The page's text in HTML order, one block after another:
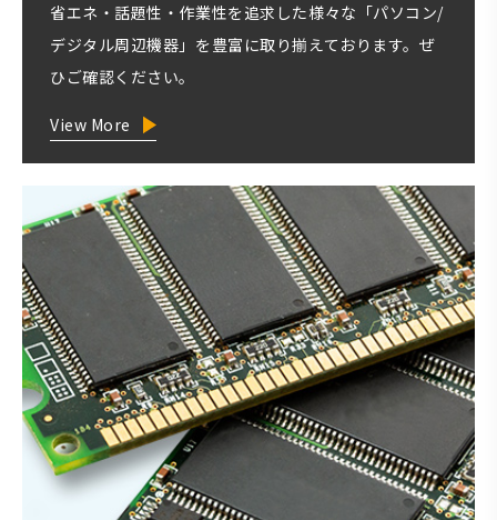
省エネ・話題性・作業性を追求した様々な「パソコン/
デジタル周辺機器」を豊富に取り揃えております。ぜ
ひご確認ください。
View More